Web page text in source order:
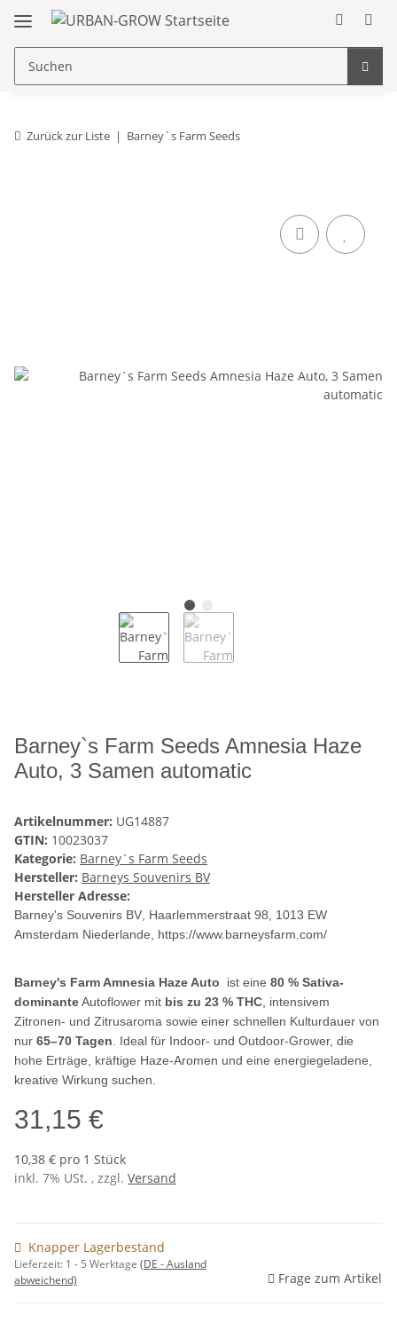
Zurück zur Liste Barney`s Farm Seeds
Barney`s Farm Seeds Amnesia Haze
Auto, 3 Samen automatic
Artikelnummer: UG14887
GTIN: 10023037
Kategorie: Barney`s Farm Seeds
Hersteller: Barneys Souvenirs BV
Hersteller Adresse:
Barney's Souvenirs BV, Haarlemmerstraat 98, 1013 EW
Amsterdam Niederlande, https://www.barneysfarm.com/
Barney's Farm Amnesia Haze Auto ist eine 80 % Sativa-
dominanteAutoflower mit bis zu 23 % THC, intensivem
Zitronen- und Zitrusaroma sowie einer schnellen Kulturdauer von
nur 65–70 Tagen. Ideal für Indoor- und Outdoor-Grower, die
hohe Erträge, kräftige Haze-Aromen und eine energiegeladene,
kreative Wirkung suchen.
31,15 €
10,38 € pro 1 Stück
inkl. 7% USt. , zzgl. Versand
Knapper Lagerbestand
Lieferzeit: 1 - 5 Werktage (DE - Ausland
abweichend)
Frage zum Artikel